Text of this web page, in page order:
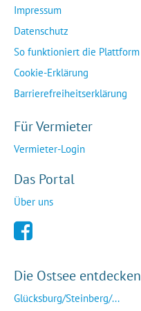
Impressum
Datenschutz
So funktioniert die Plattform
Cookie-Erklärung
Barrierefreiheitserklärung
Für Vermieter
Vermieter-Login
Das Portal
Über uns
Die Ostsee entdecken
Glücksburg/Steinberg/...